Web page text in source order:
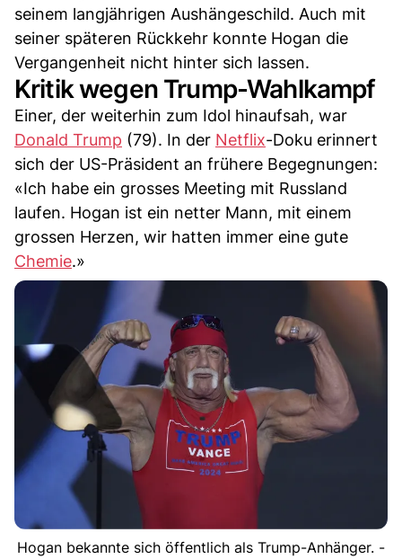
seinem langjährigen Aushängeschild. Auch mit
seiner späteren Rückkehr konnte Hogan die
Vergangenheit nicht hinter sich lassen.
Kritik wegen Trump-Wahlkampf
Einer, der weiterhin zum Idol hinaufsah, war
Donald Trump (79). In der Netflix-Doku erinnert
sich der US-Präsident an frühere Begegnungen:
«Ich habe ein grosses Meeting mit Russland
laufen. Hogan ist ein netter Mann, mit einem
grossen Herzen, wir hatten immer eine gute
Chemie.»
Hogan bekannte sich öffentlich als Trump-Anhänger. -